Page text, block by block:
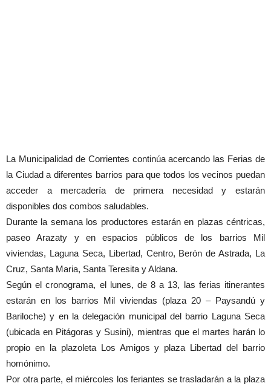
La Municipalidad de Corrientes continúa acercando las Ferias de
la Ciudad a diferentes barrios para que todos los vecinos puedan
acceder a mercadería de primera necesidad y estarán
disponibles dos combos saludables.
Durante la semana los productores estarán en plazas céntricas,
paseo Arazaty y en espacios públicos de los barrios Mil
viviendas, Laguna Seca, Libertad, Centro, Berón de Astrada, La
Cruz, Santa Maria, Santa Teresita y Aldana.
Según el cronograma, el lunes, de 8 a 13, las ferias itinerantes
estarán en los barrios Mil viviendas (plaza 20 – Paysandú y
Bariloche) y en la delegación municipal del barrio Laguna Seca
(ubicada en Pitágoras y Susini), mientras que el martes harán lo
propio en la plazoleta Los Amigos y plaza Libertad del barrio
homónimo.
Por otra parte, el miércoles los feriantes se trasladarán a la plaza